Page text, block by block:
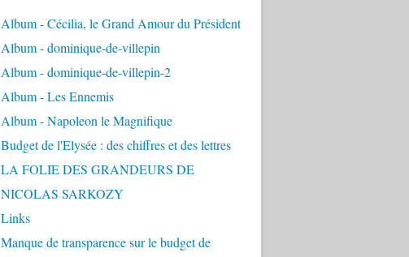
Album - Cécilia, le Grand Amour du Président
Album - dominique-de-villepin
Album - dominique-de-villepin-2
Album - Les Ennemis
Album - Napoleon le Magnifique
Budget de l'Elysée : des chiffres et des lettres
LA FOLIE DES GRANDEURS DE
NICOLAS SARKOZY
Links
Manque de transparence sur le budget de